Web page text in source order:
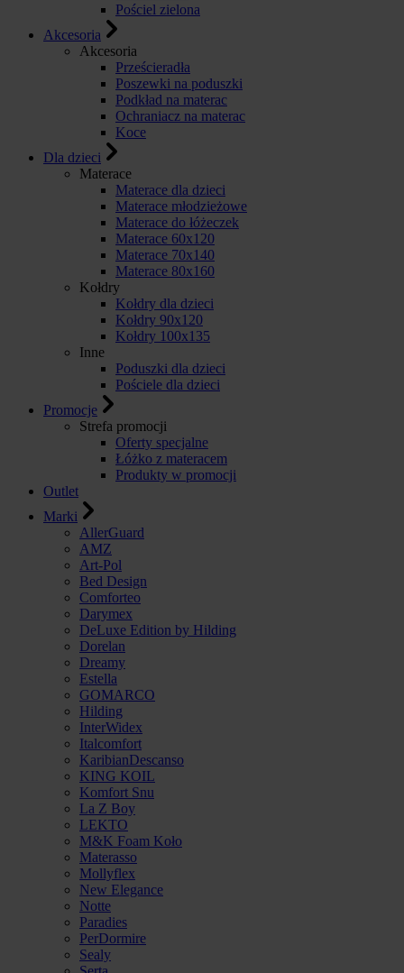
Pościel zielona
Akcesoria
Akcesoria
Prześcieradła
Poszewki na poduszki
Podkład na materac
Ochraniacz na materac
Koce
Dla dzieci
Materace
Materace dla dzieci
Materace młodzieżowe
Materace do łóżeczek
Materace 60x120
Materace 70x140
Materace 80x160
Kołdry
Kołdry dla dzieci
Kołdry 90x120
Kołdry 100x135
Inne
Poduszki dla dzieci
Pościele dla dzieci
Promocje
Strefa promocji
Oferty specjalne
Łóżko z materacem
Produkty w promocji
Outlet
Marki
AllerGuard
AMZ
Art-Pol
Bed Design
Comforteo
Darymex
DeLuxe Edition by Hilding
Dorelan
Dreamy
Estella
GOMARCO
Hilding
InterWidex
Italcomfort
KaribianDescanso
KING KOIL
Komfort Snu
La Z Boy
LEKTO
M&K Foam Koło
Materasso
Mollyflex
New Elegance
Notte
Paradies
PerDormire
Sealy